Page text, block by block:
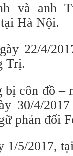
và anh
Hà Nội.
22/4/
Trị.
côn đồ –
30/4/
phản đối
1/5/2017,